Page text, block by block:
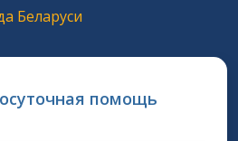
Беларуси
помощь